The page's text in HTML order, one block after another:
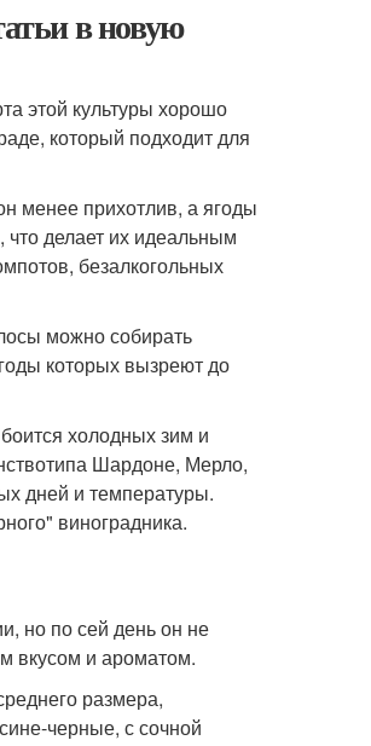
в новую
этой культуры хорошо
который подходит для
менее прихотлив, а ягоды
делает их идеальным
безалкогольных
можно собирать
которых вызреют до
холодных зим и
Шардоне, Мерло,
дней и температуры.
виноградника.
но по сей день он не
вкусом и ароматом.
размера,
черные, с сочной